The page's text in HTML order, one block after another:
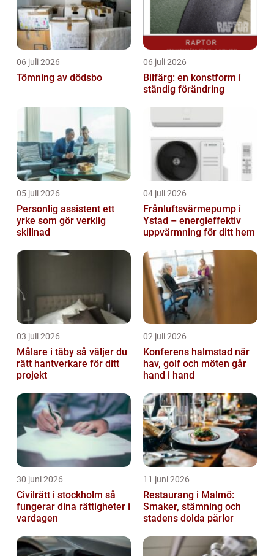
06 juli 2026
Tömning av dödsbo
06 juli 2026
Bilfärg: en konstform i
ständig förändring
05 juli 2026
Personlig assistent ett
yrke som gör verklig
skillnad
04 juli 2026
Frånluftsvärmepump i
Ystad – energieffektiv
uppvärmning för ditt hem
03 juli 2026
Målare i täby så väljer du
rätt hantverkare för ditt
projekt
02 juli 2026
Konferens halmstad när
hav, golf och möten går
hand i hand
30 juni 2026
Civilrätt i stockholm så
fungerar dina rättigheter i
vardagen
11 juni 2026
Restaurang i Malmö:
Smaker, stämning och
stadens dolda pärlor